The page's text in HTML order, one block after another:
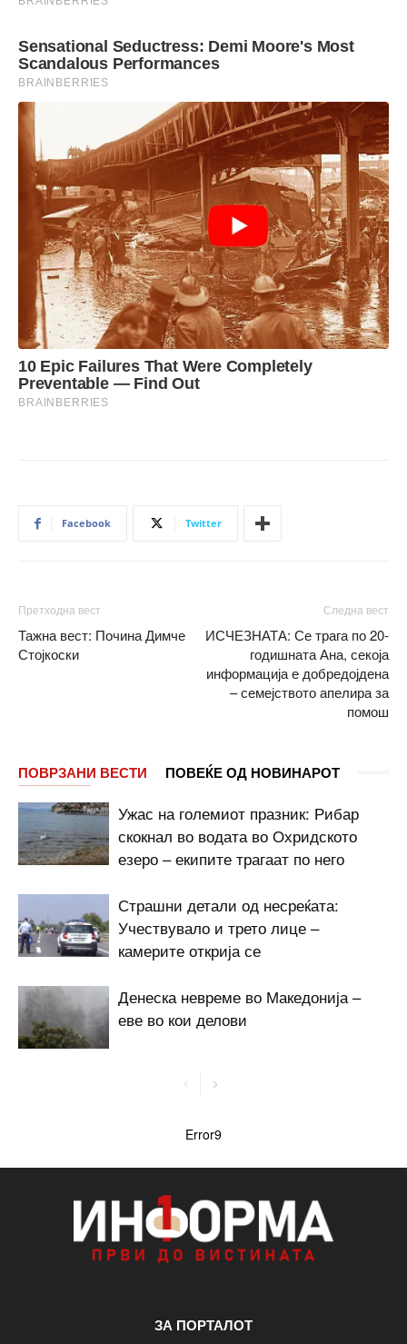
Facebook Twitter
Претходна вест
Тажна вест: Почина Димче
Стојкоски
Следна вест
ИСЧЕЗНАТА: Се трага по 20-
годишната Ана, секоја
информација е добредојдена
– семејството апелира за
помош
ПОВРЗАНИ ВЕСТИ ПОВЕЌЕ ОД НОВИНАРОТ
Ужас на големиот празник: Рибар
скокнал во водата во Охридското
езеро – екипите трагаат по него
Страшни детали од несреќата:
Учествувало и трето лице –
камерите открија се
Денеска невреме во Македонија –
еве во кои делови
Error9
ЗА ПОРТАЛОТ